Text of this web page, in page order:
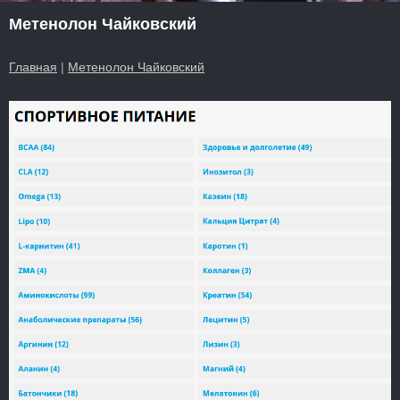
Метенолон Чайковский
Главная | Метенолон Чайковский